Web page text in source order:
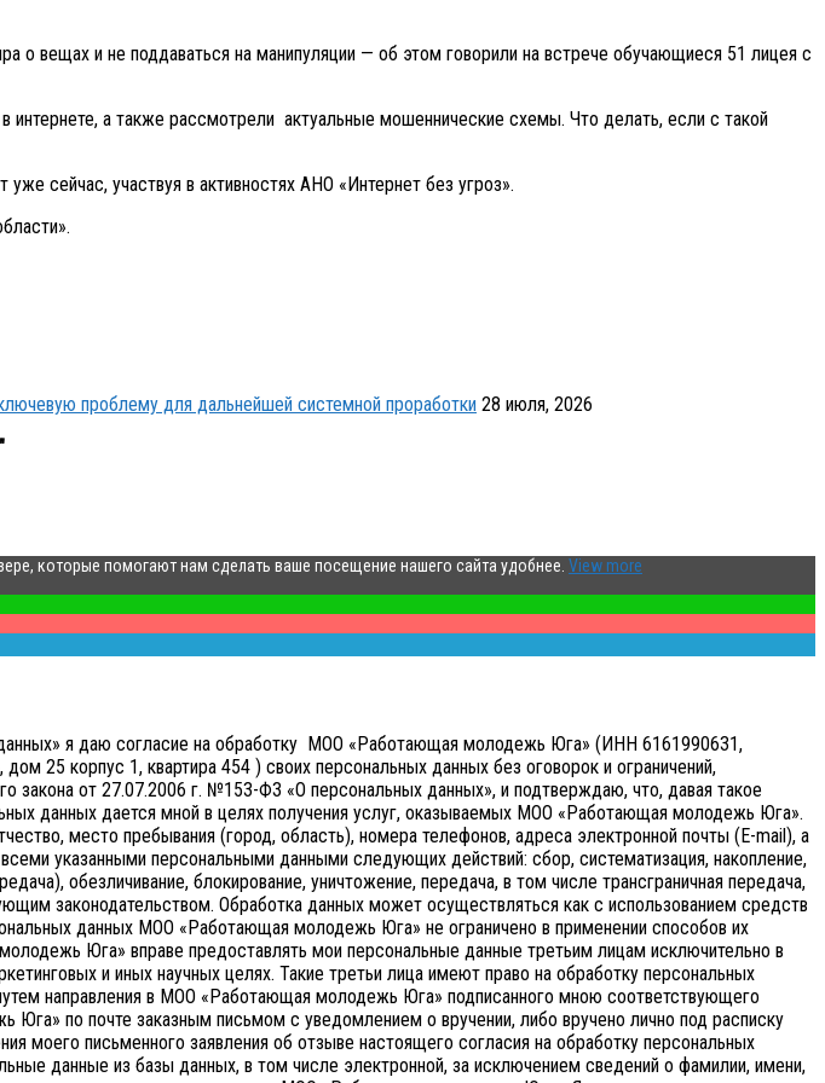
о вещах и не поддаваться на манипуляции — об этом говорили на встрече обучающиеся 51 лицея с
интернете, а также рассмотрели актуальные мошеннические схемы. Что делать, если с такой
сейчас, участвуя в активностях АНО «Интернет без угроз».
проблему для дальнейшей системной проработки 28 июля, 2026
которые помогают нам сделать ваше посещение нашего сайта удобнее. View more
я даю согласие на обработку МОО «Работающая молодежь Юга» (ИНН 6161990631,
25 корпус 1, квартира 454 ) своих персональных данных без оговорок и ограничений,
от 27.07.2006 г. №153-ФЗ «О персональных данных», и подтверждаю, что, давая такое
данных дается мной в целях получения услуг, оказываемых МОО «Работающая молодежь Юга».
место пребывания (город, область), номера телефонов, адреса электронной почты (E-mail), а
указанными персональными данными следующих действий: сбор, систематизация, накопление,
обезличивание, блокирование, уничтожение, передача, в том числе трансграничная передача,
законодательством. Обработка данных может осуществляться как с использованием средств
данных МОО «Работающая молодежь Юга» не ограничено в применении способов их
Юга» вправе предоставлять мои персональные данные третьим лицам исключительно в
и иных научных целях. Такие третьи лица имеют право на обработку персональных
направления в МОО «Работающая молодежь Юга» подписанного мною соответствующего
по почте заказным письмом с уведомлением о вручении, либо вручено лично под расписку
моего письменного заявления об отзыве настоящего согласия на обработку персональных
данные из базы данных, в том числе электронной, за исключением сведений о фамилии, имени,